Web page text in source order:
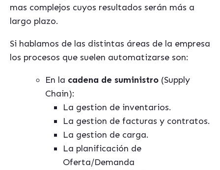
mas complejos cuyos resultados serán más a
largo plazo.
Si hablamos de las distintas áreas de la empresa
los procesos que suelen automatizarse son:
En la cadena de suministro (Supply
Chain):
La gestion de inventarios.
La gestion de facturas y contratos.
La gestion de carga.
La planificación de
Oferta/Demanda